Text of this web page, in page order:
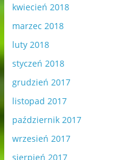
kwiecień 2018
marzec 2018
luty 2018
styczeń 2018
grudzień 2017
listopad 2017
październik 2017
wrzesień 2017
sierpień 2017